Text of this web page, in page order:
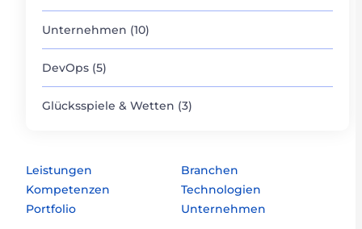
Unternehmen (10)
DevOps (5)
Glücksspiele & Wetten (3)
Leistungen
Branchen
Kompetenzen
Technologien
Portfolio
Unternehmen